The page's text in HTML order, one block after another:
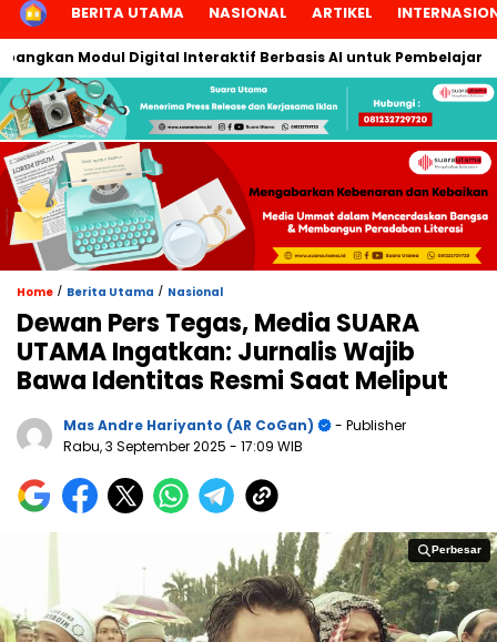
HOMEBERITA UTAMA NASIONAL ARTIKEL
Modul Digital Interaktif Berbasis AI untuk Pembelajaran
Home / Berita Utama / Nasional
Dewan Pers Tegas, Media SUARA
UTAMA Ingatkan: Jurnalis Wajib
Bawa Identitas Resmi Saat Meliput
Mas Andre Hariyanto (AR CoGan)
- Publisher
Rabu, 3 September 2025 - 17:09 WIB
Perbesar
Perbesar